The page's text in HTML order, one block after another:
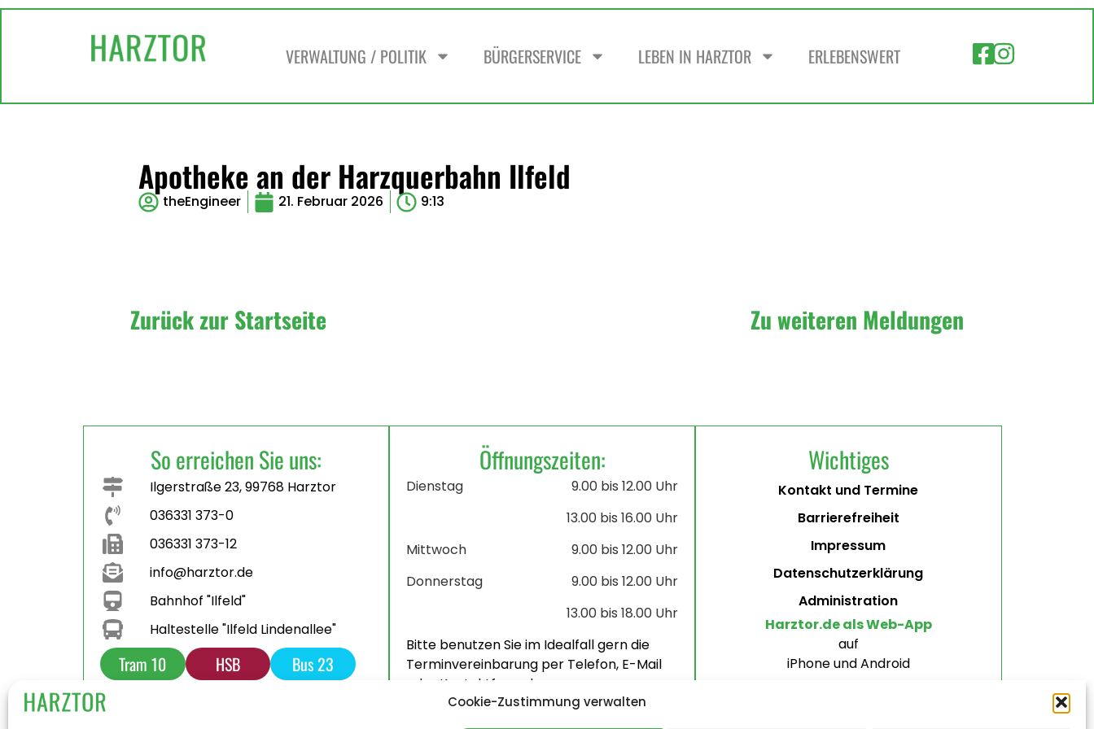
Cookie-Zustimmung verwalten
VERWALTUNG / POLITIK BÜRGERSERVICE LEBEN IN HARZTOR ERLEBENSWERT
Apotheke an der Harzquerbahn Ilfeld
theEngineer 21. Februar 2026 9:13
Zurück zur Startseite Zu weiteren Meldungen
So erreichen Sie uns:
Ilgerstraße 23, 99768 Harztor
036331 373-0
036331 373-12
info@harztor.de
Bahnhof "Ilfeld"
Haltestelle "Ilfeld Lindenallee"
Tram 10 HSB
Bus 23
Öffnungszeiten:
Dienstag
9.00 bis 12.00 Uhr
13.00 bis 16.00 Uhr
Mittwoch
9.00 bis 12.00 Uhr
Donnerstag
9.00 bis 12.00 Uhr
13.00 bis 18.00 Uhr
Bitte benutzen Sie im Idealfall gern die
Terminvereinbarung per Telefon, E-Mail
oder Kontaktformular.
Wichtiges
Kontakt und Termine
Barrierefreiheit
Impressum
Datenschutzerklärung
Administration
Harztor.de als Web-App
auf
iPhone und Android